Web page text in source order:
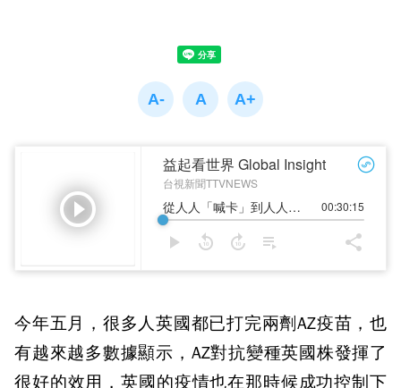
今年五月，很多人英國都已打完兩劑AZ疫苗，也
有越來越多數據顯示，AZ對抗變種英國株發揮了
很好的效用，英國的疫情也在那時候成功控制下